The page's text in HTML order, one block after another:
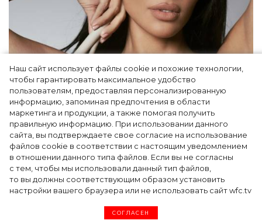
Наш сайт использует файлы cookie и похожие технологии,
чтобы гарантировать максимальное удобство
пользователям, предоставляя персонализированную
информацию, запоминая предпочтения в области
маркетинга и продукции, а также помогая получить
правильную информацию. При использовании данного
сайта, вы подтверждаете свое согласие на использование
файлов cookie в соответствии с настоящим уведомлением
в отношении данного типа файлов. Если вы не согласны
с тем, чтобы мы использовали данный тип файлов,
то вы должны соответствующим образом установить
настройки вашего браузера или не использовать сайт wfc.tv
СОГЛАСЕН
Ким Кардашьян перезапустила свой
косметический бренд, представив трио
продуктов